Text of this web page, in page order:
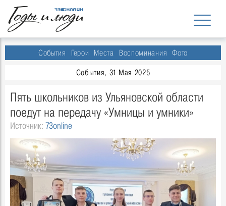
События Герои Места Воспоминания Фото
События, 31 Мая 2025
Пять школьников из Ульяновской области
поедут на передачу «Умницы и умники»
Источник: 73online